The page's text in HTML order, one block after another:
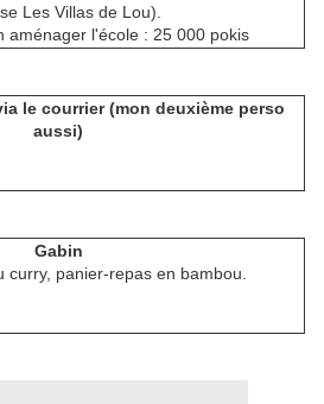
Les Villas de Lou).
aménager l'école : 25 000 pokis
le courrier (mon deuxième perso
aussi)
Gabin
curry, panier-repas en bambou.